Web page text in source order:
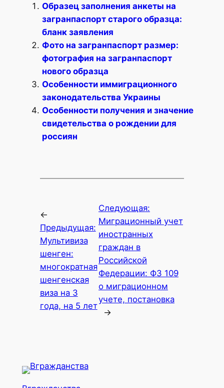
Образец заполнения анкеты на
загранпаспорт старого образца:
бланк заявления
Фото на загранпаспорт размер:
фотография на загранпаспорт
нового образца
Особенности иммиграционного
законодательства Украины
Особенности получения и значение
свидетельства о рождении для
россиян
←
Предыдущая:
Мультивиза
шенген:
многократная
шенгенская
виза на 3
года, на 5 лет
Следующая:
Миграционный учет
иностранных
граждан в
Российской
Федерации: ФЗ 109
о миграционном
учете, постановка
→